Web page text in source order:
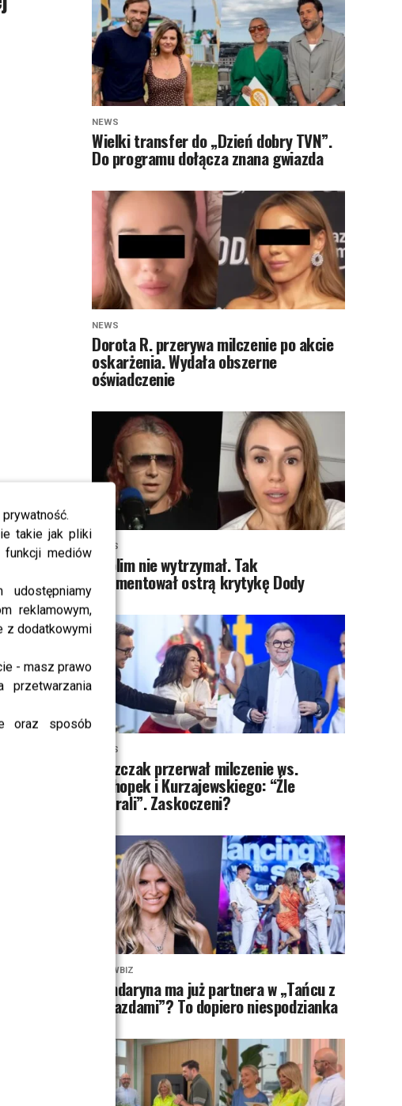
takie jak pliki
funkcji mediów
udostępniamy
reklamowym,
z dodatkowymi
- masz prawo
przetwarzania
oraz sposób
NEWS
Wielki transfer do „Dzień dobry TVN”.
Do programu dołącza znana gwiazda
NEWS
Dorota R. przerywa milczenie po akcie
oskarżenia. Wydała obszerne
oświadczenie
NEWS
Skolim nie wytrzymał. Tak
skomentował ostrą krytykę Dody
NEWS
Miszczak przerwał milczenie ws.
Cichopek i Kurzajewskiego: “Źle
wybrali”. Zaskoczeni?
SHOWBIZ
Mandaryna ma już partnera w „Tańcu z
Gwiazdami”? To dopiero niespodzianka